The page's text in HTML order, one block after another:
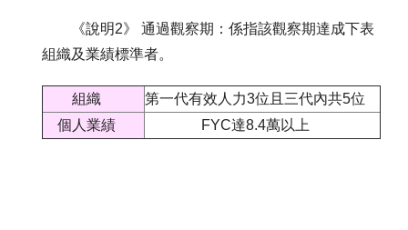
《說明2》 通過觀察期：係指該觀察期達成下表
組織及業績標準者。
組織
第一代有效人力3位且三代內共5位
個人業績
FYC達8.4萬以上